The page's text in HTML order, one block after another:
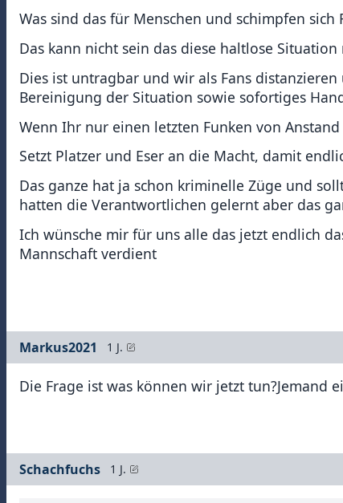
Was sind das für Menschen und schimpfen sich
Das kann nicht sein das diese haltlose
Dies ist untragbar und wir als Fans
Bereinigung der Situation sowie sofortiges
Wenn Ihr nur einen letzten Funken von
Setzt Platzer und Eser an die Macht, damit
Das ganze hat ja schon kriminelle Züge und
hatten die Verantwortlichen gelernt aber das
Ich wünsche mir für uns alle das jetzt endlich
Mannschaft verdient
Markus2021 1 J.
Die Frage ist was können wir jetzt tun?Jemand
Schachfuchs 1 J.